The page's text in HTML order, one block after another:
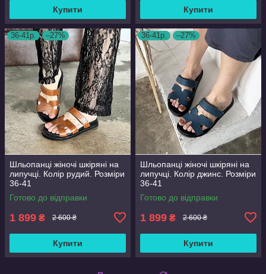
Купити Купити
36-41р. –27%
Шльопанці жіночі шкіряні на
липучці. Колір рудий. Розміри
36-41
Готово до відправки
1 899 ₴ 2 600 ₴
Купити
36-41р. –27%
Шльопанці жіночі шкіряні на
липучці. Колір джинс. Розміри
36-41
Готово до відправки
1 899 ₴ 2 600 ₴
Купити